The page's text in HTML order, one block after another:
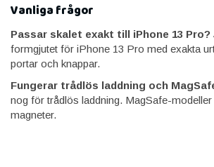
Vanliga frågor
Passar skalet exakt till iPhone 13 Pro?
formgjutet för iPhone 13 Pro med exakta
portar och knappar.
Fungerar trådlös laddning och
nog för trådlös laddning. MagSafe-modeller
magneter.